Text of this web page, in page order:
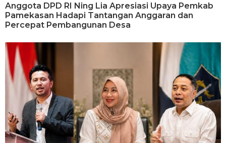
Anggota DPD RI Ning Lia Apresiasi Upaya Pemkab
Pamekasan Hadapi Tantangan Anggaran dan
Percepat Pembangunan Desa